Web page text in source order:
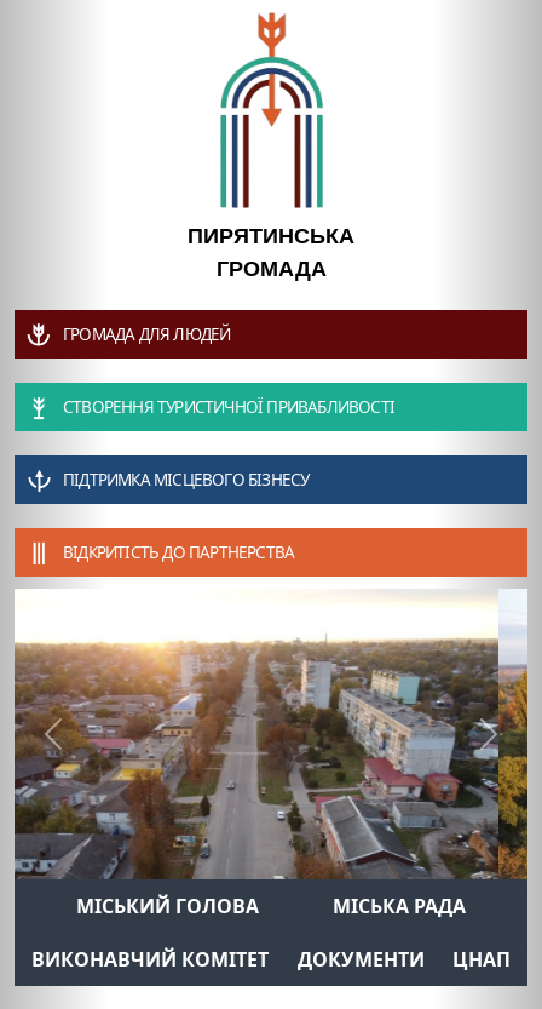
ПИРЯТИНСЬКА
ГРОМАДА
ГРОМАДА ДЛЯ ЛЮДЕЙ
СТВОРЕННЯ ТУРИСТИЧНОЇ ПРИВАБЛИВОСТІ
ПІДТРИМКА МІСЦЕВОГО БІЗНЕСУ
ВІДКРИТІСТЬ ДО ПАРТНЕРСТВА
Previous Next
МІСЬКИЙ ГОЛОВА
МІСЬКА РАДА
ВИКОНАВЧИЙ КОМІТЕТ
ДОКУМЕНТИ ЦНАП